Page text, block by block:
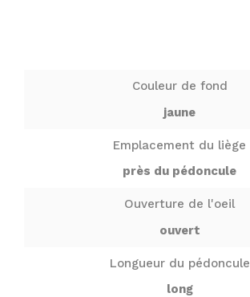
Couleur de fond
jaune
Emplacement du liège
près du pédoncule
Ouverture de l'oeil
ouvert
Longueur du pédoncule
long